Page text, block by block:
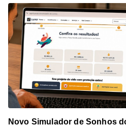
Novo Simulador de Sonhos